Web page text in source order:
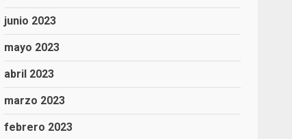
junio 2023
mayo 2023
abril 2023
marzo 2023
febrero 2023